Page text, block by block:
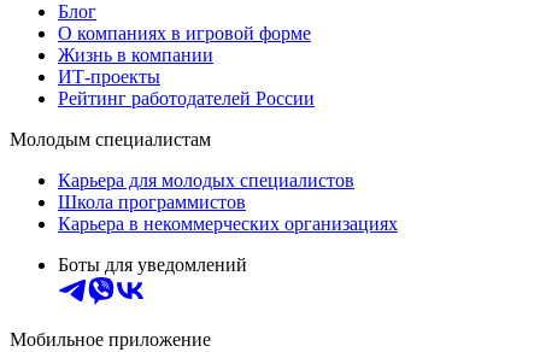
Блог
О компаниях в игровой форме
Жизнь в компании
ИТ-проекты
Рейтинг работодателей России
Молодым специалистам
Карьера для молодых специалистов
Школа программистов
Карьера в некоммерческих организациях
Боты для уведомлений
Мобильное приложение